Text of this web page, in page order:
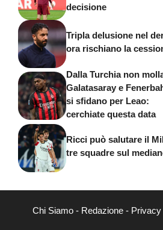
decisione
Tripla delusione nel
ora rischiano la
Dalla Turchia non
Galatasaray e
si sfidano per Leao:
cerchiate questa data
Ricci può salutare il
tre squadre sul
Chi Siamo- Redazione-